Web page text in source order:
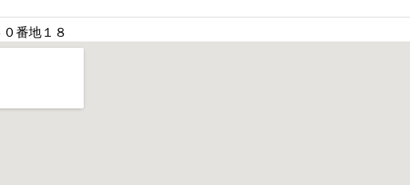
番地１８